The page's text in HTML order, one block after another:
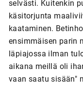
selvästi. Kuitenkin
käsitorjunta
kaataminen.
ensimmäisen parin
läpiajossa ilman
aikana meillä oli
vaan saatu sisään"